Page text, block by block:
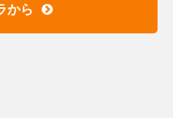
から